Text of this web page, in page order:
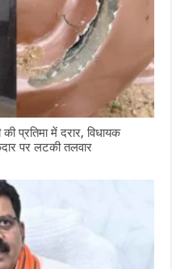
प्रतिमा में दरार, विधायक
पर लटकी तलवार